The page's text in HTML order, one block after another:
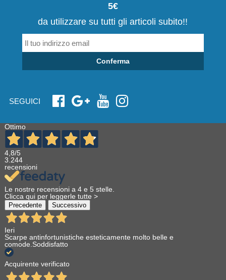
5€
da utilizzare su tutti gli articoli subito!!
Conferma
SEGUICI
Ottimo
4,8/5
3.244
recensioni
Le nostre recensioni a 4 e 5 stelle.
Clicca qui per leggerle tutte >
Precedente Successivo
Ieri
Scarpe antinfortunistiche esteticamente molto belle e
comode.Soddisfatto
Acquirente verificato